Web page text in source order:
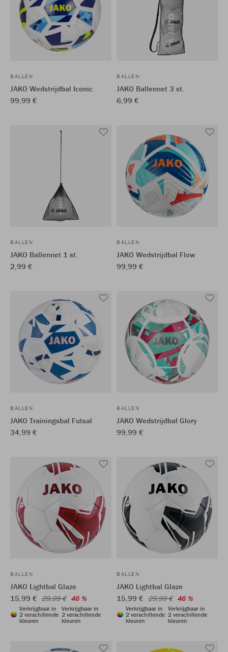
BALLEN
JAKO Wedstrijdbal Iconic
99,99 €
BALLEN
JAKO Ballennet 3 st.
6,99 €
BALLEN
JAKO Ballennet 1 st.
2,99 €
BALLEN
JAKO Wedstrijdbal Flow
99,99 €
BALLEN
JAKO Trainingsbal Futsal
34,99 €
BALLEN
JAKO Wedstrijdbal Glory
99,99 €
BALLEN
JAKO Lightbal Glaze
15,99 € 29,99 € 46 %
Verkrijgbaar in
2 verschillende
kleuren
Verkrijgbaar in
2 verschillende
kleuren
BALLEN
JAKO Lightbal Glaze
15,99 € 29,99 € 46 %
Verkrijgbaar in
2 verschillende
kleuren
Verkrijgbaar in
2 verschillende
kleuren